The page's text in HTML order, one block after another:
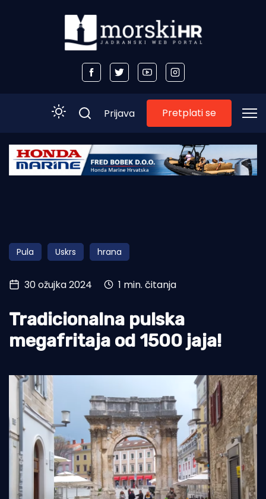
Početna
Obala
Otoci
Turizam i nautika
Pomorstvo
Ribolov
Tradicija i kultura
Prijava Pretplati se
Pula Uskrs hrana
30 ožujka 2024 1 min. čitanja
Tradicionalna pulska
megafritaja od 1500 jaja!